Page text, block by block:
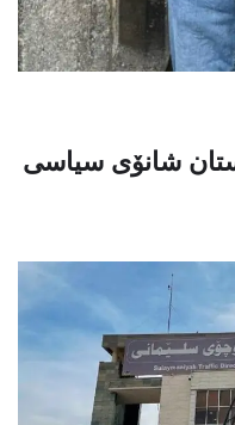
شانۆی سیاسی